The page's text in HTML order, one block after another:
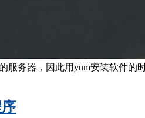
服务器，因此用yum安装软件